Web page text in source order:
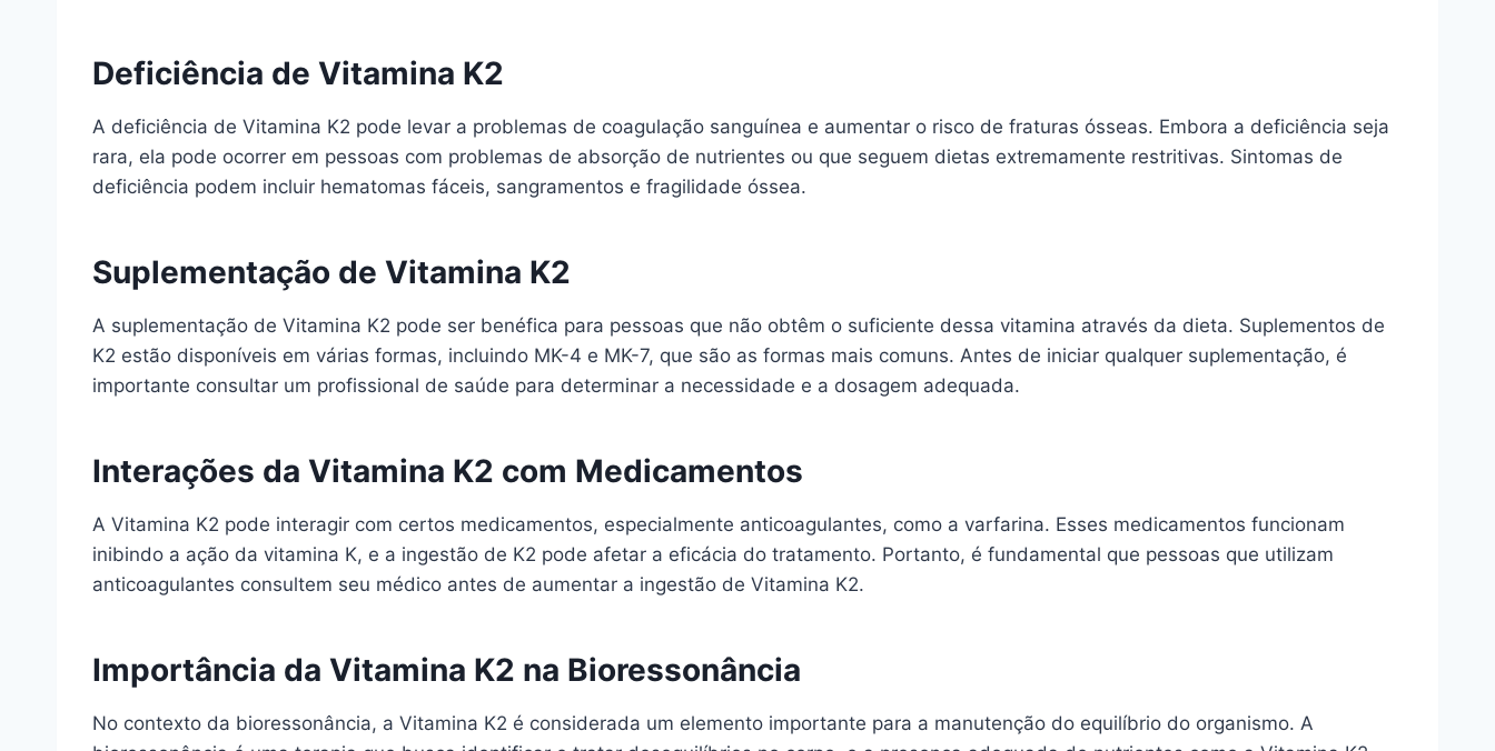
Deficiência de Vitamina K2
A deficiência de Vitamina K2 pode levar a problemas de coagulação sanguínea e aumentar o risco de fraturas ósseas. Embora a deficiência seja
rara, ela pode ocorrer em pessoas com problemas de absorção de nutrientes ou que seguem dietas extremamente restritivas. Sintomas de
deficiência podem incluir hematomas fáceis, sangramentos e fragilidade óssea.
Suplementação de Vitamina K2
A suplementação de Vitamina K2 pode ser benéfica para pessoas que não obtêm o suficiente dessa vitamina através da dieta. Suplementos de
K2 estão disponíveis em várias formas, incluindo MK-4 e MK-7, que são as formas mais comuns. Antes de iniciar qualquer suplementação, é
importante consultar um profissional de saúde para determinar a necessidade e a dosagem adequada.
Interações da Vitamina K2 com Medicamentos
A Vitamina K2 pode interagir com certos medicamentos, especialmente anticoagulantes, como a varfarina. Esses medicamentos funcionam
inibindo a ação da vitamina K, e a ingestão de K2 pode afetar a eficácia do tratamento. Portanto, é fundamental que pessoas que utilizam
anticoagulantes consultem seu médico antes de aumentar a ingestão de Vitamina K2.
Importância da Vitamina K2 na Bioressonância
No contexto da bioressonância, a Vitamina K2 é considerada um elemento importante para a manutenção do equilíbrio do organismo. A